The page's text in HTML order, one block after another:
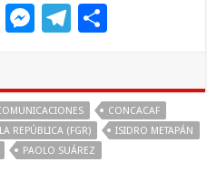
Li
M
n
g
er
T
gr
a
m
p
ar
CONCACAF
REPÚBLICA (FGR)
ISIDRO METAPÁN
PAOLO SUÁREZ